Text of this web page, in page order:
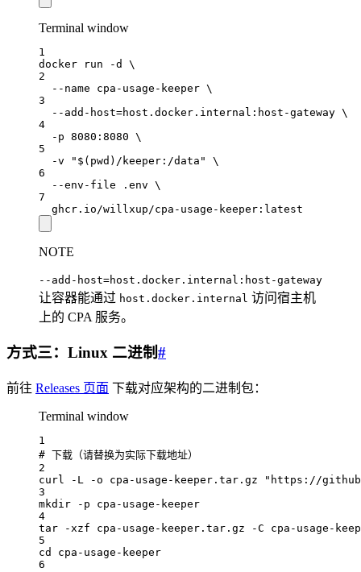
Terminal window
1
docker
run -d
\
2
--name
cpa-usage-keeper \
3
--add-host=host.docker.internal:host-gateway \
4
-p 8080:8080 \
5
-v
"$( pwd )/keeper:/data"
\
6
--env-file
.env \
7
ghcr.io/willxup/cpa-usage-keeper:latest
NOTE
--add-host=host.docker.internal:host-gateway
让容器能通过 host.docker.internal 访问宿主机
上的 CPA 服务。
方式三：Linux 二进制#
前往 Releases 页面 下载对应架构的二进制包：
Terminal window
1
# 下载（请替换为实际下载地址）
2
curl
-L -o cpa-usage-keeper.tar.gz
"https://
3
mkdir
-p
cpa-usage-keeper
4
tar
-xzf cpa-usage-keeper.tar.gz -C
cpa-usage-
5
cd
cpa-usage-keeper
6